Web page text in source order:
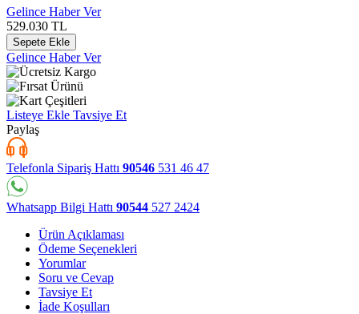
Gelince Haber Ver
529.030 TL
Sepete Ekle
Gelince Haber Ver
Listeye Ekle Tavsiye Et
Paylaş
Telefonla Sipariş Hattı 90546 531 46 47
Whatsapp Bilgi Hattı 90544 527 2424
Ürün Açıklaması
Ödeme Seçenekleri
Yorumlar
Soru ve Cevap
Tavsiye Et
İade Koşulları